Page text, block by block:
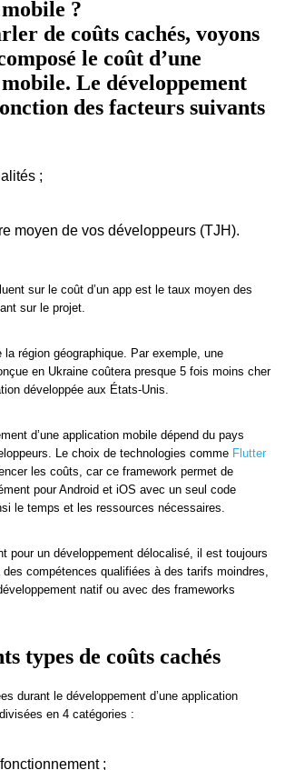
?
de coûts cachés, voyons
le coût d’une
Le développement
des facteurs suivants
;
moyen de vos développeurs (TJH).
sur le coût d’un app est le taux moyen des
sur le projet.
la région géographique. Par exemple, une
en Ukraine coûtera presque 5 fois moins cher
développée aux États-Unis.
d’une application mobile dépend du pays
Le choix de technologies comme Flutter
les coûts, car ce framework permet de
pour Android et iOS avec un seul code
le temps et les ressources nécessaires.
pour un développement délocalisé, il est toujours
des compétences qualifiées à des tarifs moindres,
natif ou avec des frameworks
types de coûts cachés
durant le développement d’une application
en 4 catégories :
;